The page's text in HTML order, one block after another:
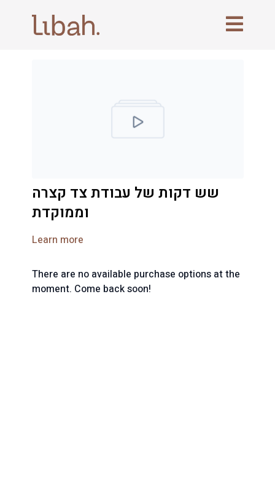
שש דקות של עבודת צד קצרה
וממוקדת
Learn more
There are no available purchase options at the
moment. Come back soon!